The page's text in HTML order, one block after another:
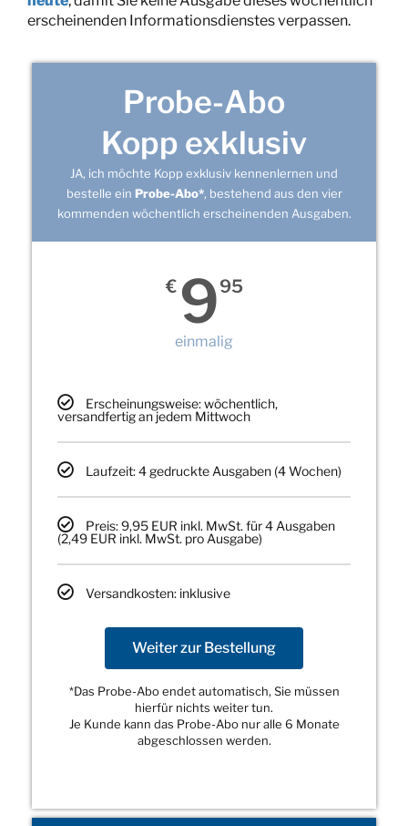
erscheinenden Informationsdienstes verpassen.
Probe-Abo
Kopp exklusiv
JA, ich möchte Kopp exklusiv kennenlernen und
bestelle ein Probe-Abo*, bestehend aus den vier
kommenden wöchentlich erscheinenden Ausgaben.
€ 995
einmalig
Erscheinungsweise: wöchentlich,
versandfertig an jedem Mittwoch
Laufzeit: 4 gedruckte Ausgaben (4 Wochen)
Preis: 9,95 EUR inkl. MwSt. für 4 Ausgaben
(2,49 EUR inkl. MwSt. pro Ausgabe)
Versandkosten: inklusive
Weiter zur Bestellung
*Das Probe-Abo endet automatisch, Sie müssen
hierfür nichts weiter tun.
Je Kunde kann das Probe-Abo nur alle 6 Monate
abgeschlossen werden.